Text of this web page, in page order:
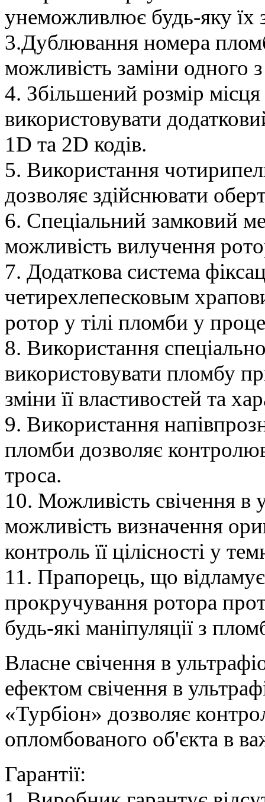
унеможливлює будь-яку їх
3.Дублювання номера
можливість заміни одного
4. Збільшений розмір
використовувати
1D та 2D кодів.
5. Використання
дозволяє здійснювати
6. Спеціальний замковий
можливість вилучення
7. Додаткова система
четирехлепесковым
ротор у тілі пломби у
8. Використання
використовувати пломбу
зміни її властивостей та
9. Використання
пломби дозволяє
троса.
10. Можливість свічення в
можливість визначення
контроль її цілісності у
11. Прапорець, що
прокручування ротора
будь-які маніпуляції з
Власне свічення в
ефектом свічення в
«Турбіон» дозволяє
опломбованого об'єкта в
Гарантії: